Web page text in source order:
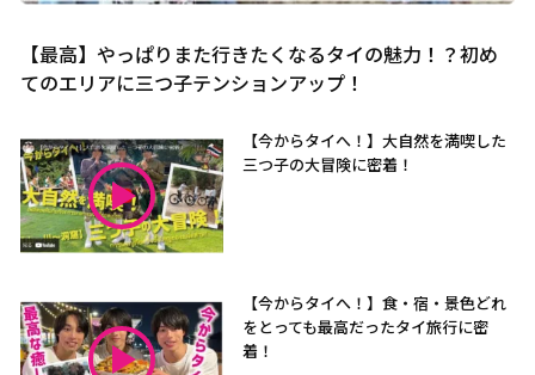
【最高】やっぱりまた行きたくなるタイの魅力！？初め
てのエリアに三つ子テンションアップ！
【今からタイへ！】大自然を満喫した
三つ子の大冒険に密着！
【今からタイへ！】食・宿・景色どれ
をとっても最高だったタイ旅行に密
着！